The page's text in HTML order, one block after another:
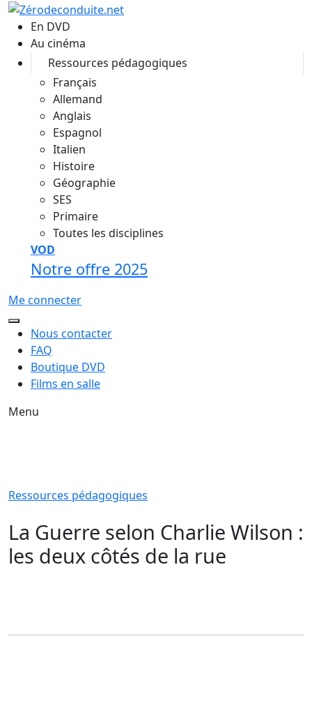
Aller au contenu principal
En DVD
Au cinéma
Ressources pédagogiques
Français
Allemand
Anglais
Espagnol
Italien
Histoire
Géographie
SES
Primaire
Toutes les disciplines
VOD
Notre offre 2025
Me connecter
Nous contacter
FAQ
Boutique DVD
Films en salle
Menu
Ressources pédagogiques
La Guerre selon Charlie Wilson :
les deux côtés de la rue